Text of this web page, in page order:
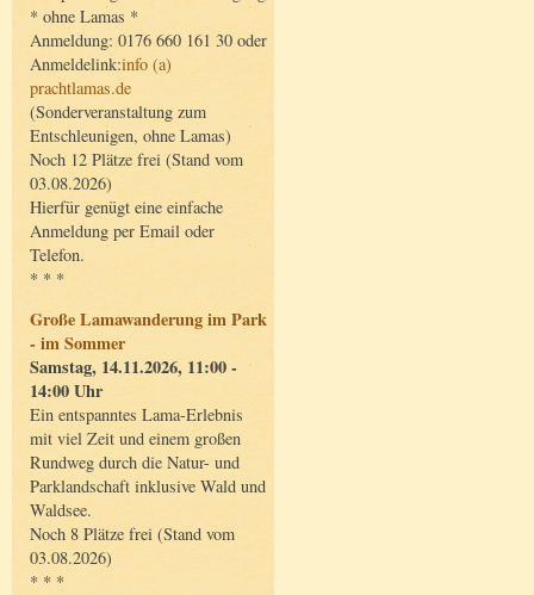
* ohne Lamas *
Anmeldung: 0176 660 161 30 oder
Anmeldelink:info (a)
prachtlamas.de
(Sonderveranstaltung zum
Entschleunigen, ohne Lamas)
Noch 12 Plätze frei (Stand vom
03.08.2026)
Hierfür genügt eine einfache
Anmeldung per Email oder
Telefon.
* * *
Große Lamawanderung im Park
- im Sommer
Samstag, 14.11.2026, 11:00 -
14:00 Uhr
Ein entspanntes Lama-Erlebnis
mit viel Zeit und einem großen
Rundweg durch die Natur- und
Parklandschaft inklusive Wald und
Waldsee.
Noch 8 Plätze frei (Stand vom
03.08.2026)
* * *